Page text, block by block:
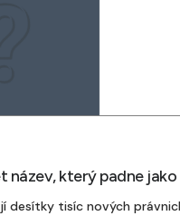
název, který padne
desítky tisíc nových